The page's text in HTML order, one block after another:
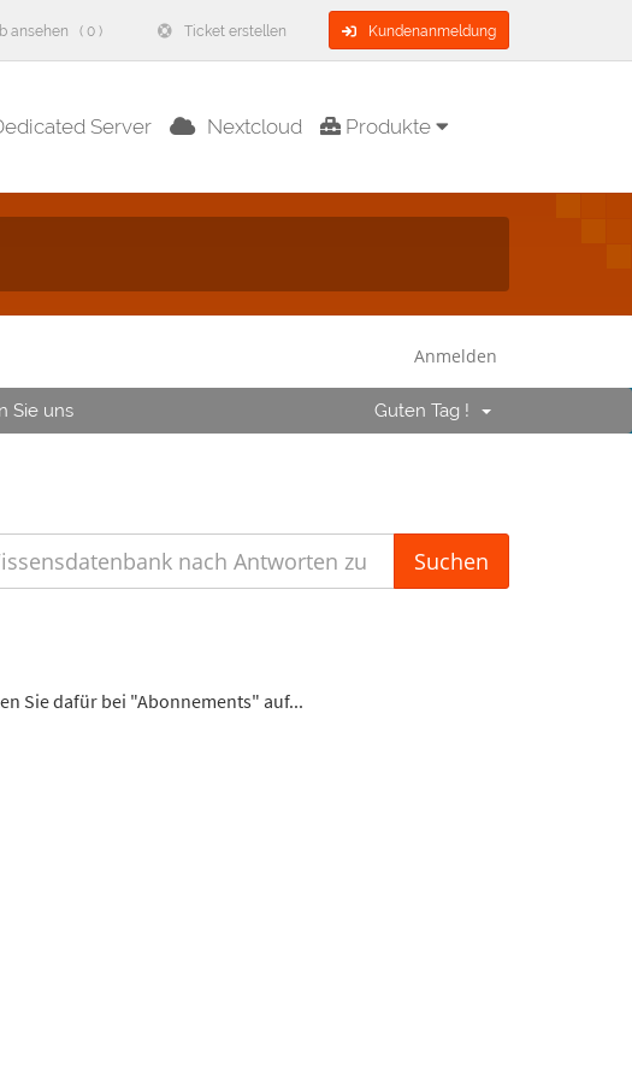
ansehen ( 0 ) Ticket erstellen Kundenanmeldung
Server Nextcloud Produkte
Anmelden
Sie uns Guten Tag !
Sie dafür bei "Abonnements" auf...